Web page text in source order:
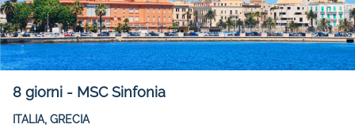
8 giorni - MSC Sinfonia
ITALIA, GRECIA